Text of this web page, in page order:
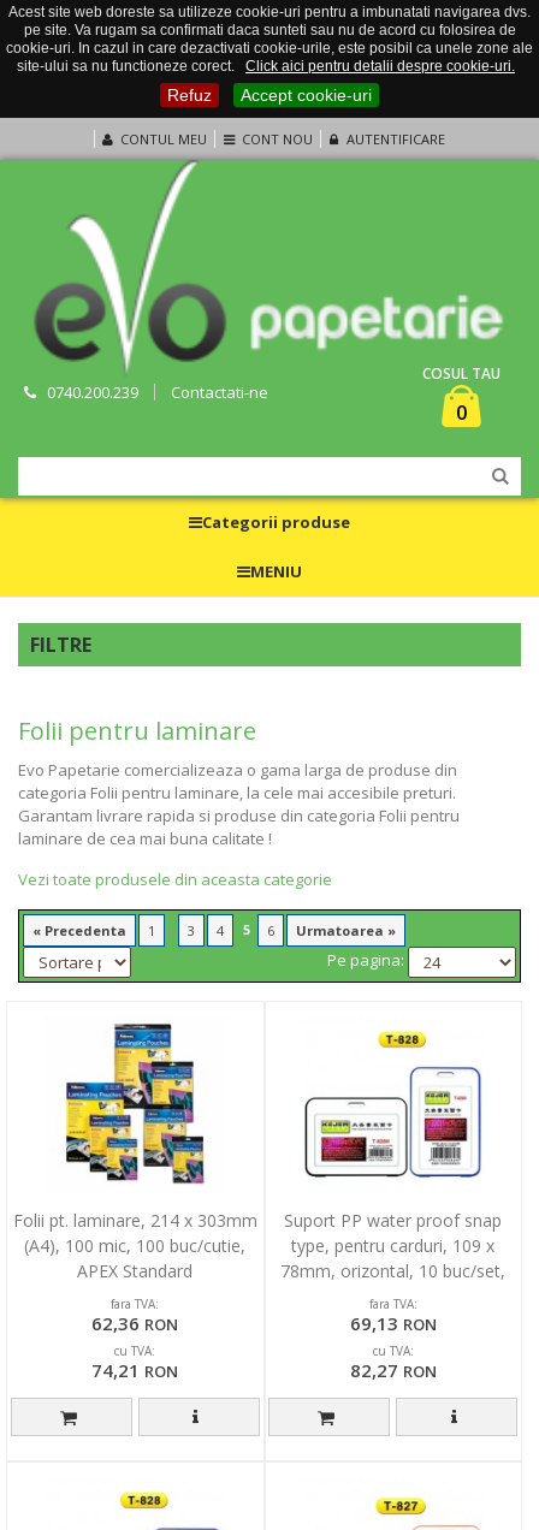
Acest site web doreste sa utilizeze cookie-uri pentru a imbunatati navigarea dvs.
pe site. Va rugam sa confirmati daca sunteti sau nu de acord cu folosirea de
cookie-uri. In cazul in care dezactivati cookie-urile, este posibil ca unele zone ale
site-ului sa nu functioneze corect.
Click aici pentru detalii despre cookie-uri.
Refuz Accept cookie-uri
CONTUL MEU CONT NOU AUTENTIFICARE
0740.200.239 Contactati-ne
COSUL TAU
0
Categorii produse
MENIU
FILTRE
Folii pentru laminare
Evo Papetarie comercializeaza o gama larga de produse din
categoria Folii pentru laminare, la cele mai accesibile preturi.
Garantam livrare rapida si produse din categoria Folii pentru
laminare de cea mai buna calitate !
Vezi toate produsele din aceasta categorie
« Precedenta 1 3 4 5 6 Urmatoarea »
Pe pagina:
Folii pt. laminare, 214 x 303mm
(A4), 100 mic, 100 buc/cutie,
APEX Standard
fara TVA:
62,36 RON
cu TVA:
74,21 RON
Suport PP water proof snap
type, pentru carduri, 109 x
78mm, orizontal, 10 buc/set,
KEJEA -negru
fara TVA:
69,13 RON
cu TVA:
82,27 RON